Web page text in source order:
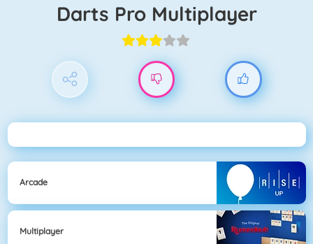
Darts Pro Multiplayer
Arcade
Multiplayer